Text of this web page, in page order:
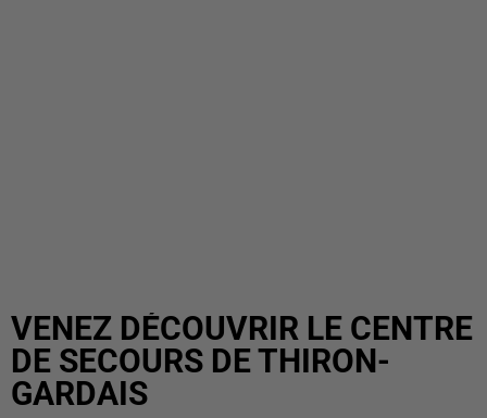
VENEZ DÉCOUVRIR LE CENTRE
DE SECOURS DE THIRON-
GARDAIS